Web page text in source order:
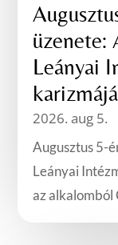
üzenete:
Leányai
2026. aug 5.
Augusztus 5-
Leányai
az alkalomból